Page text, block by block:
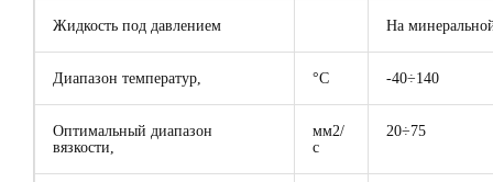
Жидкость под давлением На
Диапазон температур, °C -40÷140
Оптимальный диапазон
вязкости,
мм2/
с
20÷75